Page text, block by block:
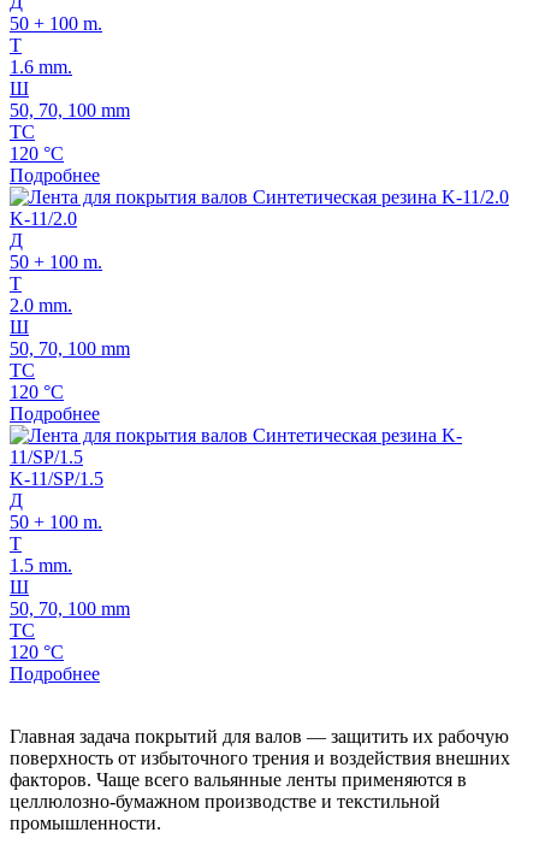
50 + 100 m.
Т
1.6 mm.
Ш
50, 70, 100 mm
ТС
120 °C
Подробнее
K-11/2.0
Д
50 + 100 m.
Т
2.0 mm.
Ш
50, 70, 100 mm
ТС
120 °C
Подробнее
K-11/SP/1.5
Д
50 + 100 m.
Т
1.5 mm.
Ш
50, 70, 100 mm
ТС
120 °C
Подробнее
Главная задача покрытий для валов — защитить их рабочую
поверхность от избыточного трения и воздействия внешних
факторов. Чаще всего вальянные ленты применяются в
целлюлозно-бумажном производстве и текстильной
промышленности.